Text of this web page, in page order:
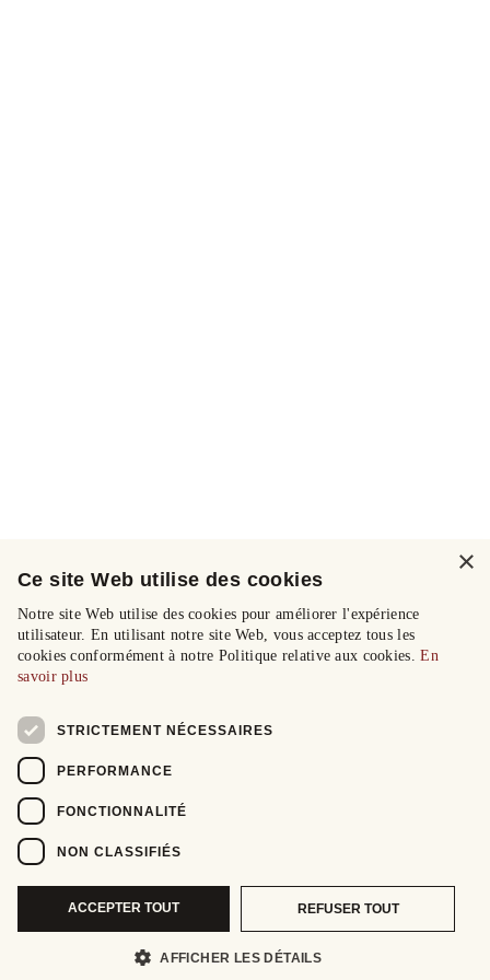
×
Ce site Web utilise des cookies
Notre site Web utilise des cookies pour améliorer l'expérience
utilisateur. En utilisant notre site Web, vous acceptez tous les
cookies conformément à notre Politique relative aux cookies.En
savoir plus
STRICTEMENT NÉCESSAIRES
PERFORMANCE
FONCTIONNALITÉ
NON CLASSIFIÉS
ACCEPTER TOUT REFUSER TOUT
AFFICHER LES DÉTAILS